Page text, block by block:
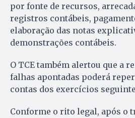
por fonte de recursos,
registros contábeis,
elaboração das notas
demonstrações contábeis.
O TCE também alertou que a
falhas apontadas poderá
contas dos exercícios
Conforme o rito legal, após o